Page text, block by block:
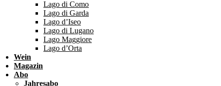
Lago di Como
Lago di Garda
Lago d’Iseo
Lago di Lugano
Lago Maggiore
Lago d’Orta
Wein
Magazin
Abo
Jahresabo